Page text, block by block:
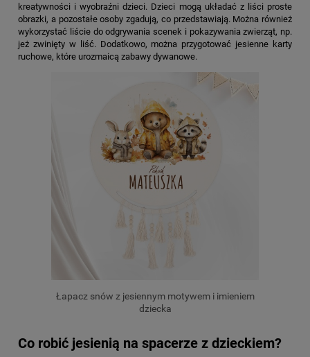
kreatywności i wyobraźni dzieci. Dzieci mogą układać z liści proste
obrazki, a pozostałe osoby zgadują, co przedstawiają. Można również
wykorzystać liście do odgrywania scenek i pokazywania zwierząt, np.
jeż zwinięty w liść. Dodatkowo, można przygotować jesienne karty
ruchowe, które urozmaicą zabawy dywanowe.
Łapacz snów z jesiennym motywem i imieniem
dziecka
Co robić jesienią na spacerze z dzieckiem?